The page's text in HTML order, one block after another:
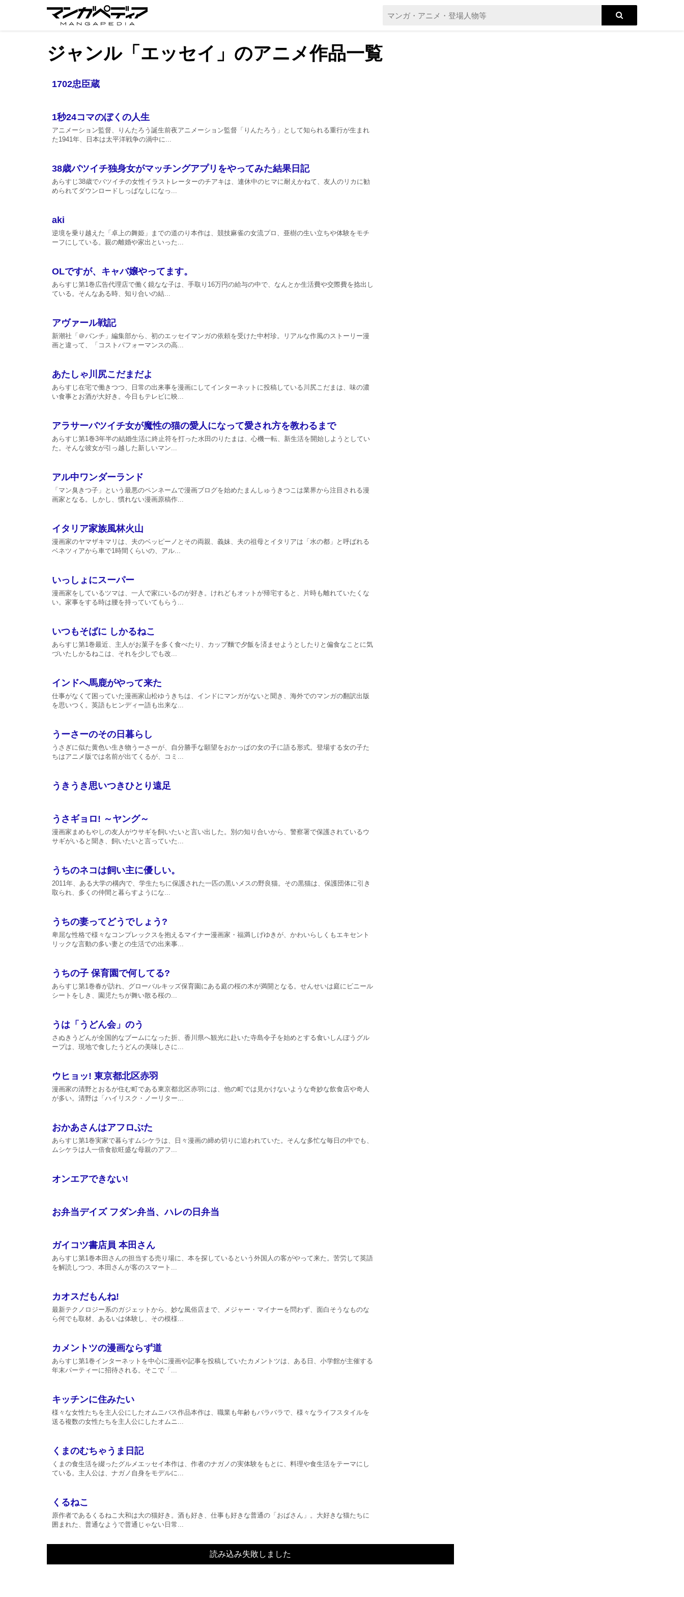
ジャンル「エッセイ」のアニメ作品一覧
1702忠臣蔵
1秒24コマのぼくの人生
アニメーション監督、りんたろう誕生前夜アニメーション監督「りんたろう」として知られる重行が生まれ
た1941年、日本は太平洋戦争の渦中に...
38歳バツイチ独身女がマッチングアプリをやってみた結果日記
あらすじ38歳でバツイチの女性イラストレーターのチアキは、連休中のヒマに耐えかねて、友人のリカに勧
められてダウンロードしっぱなしになっ...
aki
逆境を乗り越えた「卓上の舞姫」までの道のり本作は、競技麻雀の女流プロ、亜樹の生い立ちや体験をモチ
ーフにしている。親の離婚や家出といった...
OLですが、キャバ嬢やってます。
あらすじ第1巻広告代理店で働く鏡なな子は、手取り16万円の給与の中で、なんとか生活費や交際費を捻出し
ている。そんなある時、知り合いの結...
アヴァール戦記
新潮社「＠バンチ」編集部から、初のエッセイマンガの依頼を受けた中村珍。リアルな作風のストーリー漫
画と違って、「コストパフォーマンスの高...
あたしゃ川尻こだまだよ
あらすじ在宅で働きつつ、日常の出来事を漫画にしてインターネットに投稿している川尻こだまは、味の濃
い食事とお酒が大好き。今日もテレビに映...
アラサーバツイチ女が魔性の猫の愛人になって愛され方を教わるまで
あらすじ第1巻3年半の結婚生活に終止符を打った水田のりたまは、心機一転、新生活を開始しようとしてい
た。そんな彼女が引っ越した新しいマン...
アル中ワンダーランド
「マン臭きつ子」という最悪のペンネームで漫画ブログを始めたまんしゅうきつこは業界から注目される漫
画家となる。しかし、慣れない漫画原稿作...
イタリア家族風林火山
漫画家のヤマザキマリは、夫のベッピーノとその両親、義妹、夫の祖母とイタリアは「水の都」と呼ばれる
ベネツィアから車で1時間くらいの、アル...
いっしょにスーパー
漫画家をしているツマは、一人で家にいるのが好き。けれどもオットが帰宅すると、片時も離れていたくな
い。家事をする時は腰を持っていてもらう...
いつもそばに しかるねこ
あらすじ第1巻最近、主人がお菓子を多く食べたり、カップ麵で夕飯を済ませようとしたりと偏食なことに気
づいたしかるねこは、それを少しでも改...
インドへ馬鹿がやって来た
仕事がなくて困っていた漫画家山松ゆうきちは、インドにマンガがないと聞き、海外でのマンガの翻訳出版
を思いつく。英語もヒンディー語も出来な...
うーさーのその日暮らし
うさぎに似た黄色い生き物うーさーが、自分勝手な願望をおかっぱの女の子に語る形式。登場する女の子た
ちはアニメ版では名前が出てくるが、コミ...
うきうき思いつきひとり遠足
うさギョロ! ～ヤング～
漫画家まめもやしの友人がウサギを飼いたいと言い出した。別の知り合いから、警察署で保護されているウ
サギがいると聞き、飼いたいと言っていた...
うちのネコは飼い主に優しい。
2011年、ある大学の構内で、学生たちに保護された一匹の黒いメスの野良猫。その黒猫は、保護団体に引き
取られ、多くの仲間と暮らすようにな...
うちの妻ってどうでしょう?
卑屈な性格で様々なコンプレックスを抱えるマイナー漫画家・福満しげゆきが、かわいらしくもエキセント
リックな言動の多い妻との生活での出来事...
うちの子 保育園で何してる?
あらすじ第1巻春が訪れ、グローバルキッズ保育園にある庭の桜の木が満開となる。せんせいは庭にビニール
シートをしき、園児たちが舞い散る桜の...
うは「うどん会」のう
さぬきうどんが全国的なブームになった折、香川県へ観光に赴いた寺島令子を始めとする食いしんぼうグル
ープは、現地で食したうどんの美味しさに...
ウヒョッ! 東京都北区赤羽
漫画家の清野とおるが住む町である東京都北区赤羽には、他の町では見かけないような奇妙な飲食店や奇人
が多い。清野は「ハイリスク・ノーリター...
おかあさんはアフロぶた
あらすじ第1巻実家で暮らすムシケラは、日々漫画の締め切りに追われていた。そんな多忙な毎日の中でも、
ムシケラは人一倍食欲旺盛な母親のアフ...
オンエアできない!
お弁当デイズ フダン弁当、ハレの日弁当
ガイコツ書店員 本田さん
あらすじ第1巻本田さんの担当する売り場に、本を探しているという外国人の客がやって来た。苦労して英語
を解読しつつ、本田さんが客のスマート...
カオスだもんね!
最新テクノロジー系のガジェットから、妙な風俗店まで、メジャー・マイナーを問わず、面白そうなものな
ら何でも取材、あるいは体験し、その模様...
カメントツの漫画ならず道
あらすじ第1巻インターネットを中心に漫画や記事を投稿していたカメントツは、ある日、小学館が主催する
年末パーティーに招待される。そこで「...
キッチンに住みたい
様々な女性たちを主人公にしたオムニバス作品本作は、職業も年齢もバラバラで、様々なライフスタイルを
送る複数の女性たちを主人公にしたオムニ...
くまのむちゃうま日記
くまの食生活を綴ったグルメエッセイ本作は、作者のナガノの実体験をもとに、料理や食生活をテーマにし
ている。主人公は、ナガノ自身をモデルに...
くるねこ
原作者であるくるねこ大和は大の猫好き。酒も好き、仕事も好きな普通の「おばさん」。大好きな猫たちに
囲まれた、普通なようで普通じゃない日常...
読み込み失敗しました